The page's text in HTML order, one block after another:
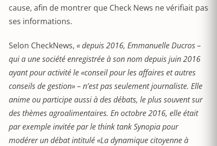
cause, afin de montrer que Check News ne vérifiait pas
ses informations.
Selon CheckNews, « depuis 2016, Emmanuelle Ducros –
qui a une société enregistrée à son nom depuis juin 2016
ayant pour activité le «conseil pour les affaires et autres
conseils de gestion» – n’est pas seulement journaliste. Elle
anime ou participe aussi à des débats, le plus souvent sur
des thèmes agroalimentaires. En octobre 2016, elle était
par exemple invitée par le think tank Synopia pour
modérer un débat intitulé «La dynamique citoyenne à